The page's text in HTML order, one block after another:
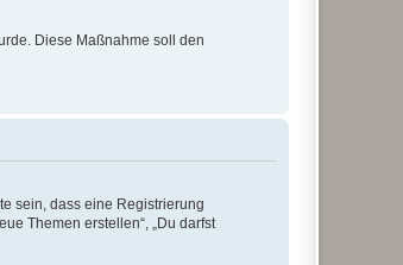
Diese Maßnahme soll den
sein, dass eine Registrierung
Themen erstellen“, „Du darfst